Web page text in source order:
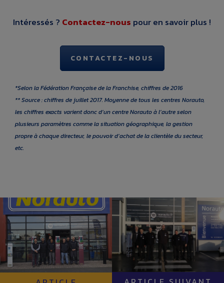
Intéressés ? Contactez-nous pour en savoir plus !
CONTACTEZ-NOUS
*Selon la Fédération Française de la Franchise, chiffres de 2016
** Source : chiffres de juillet 2017. Moyenne de tous les centres Norauto,
les chiffres exacts varient donc d’un centre Norauto à l’autre selon
plusieurs paramètres comme la situation géographique, la gestion
propre à chaque directeur, le pouvoir d’achat de la clientèle du secteur,
etc.